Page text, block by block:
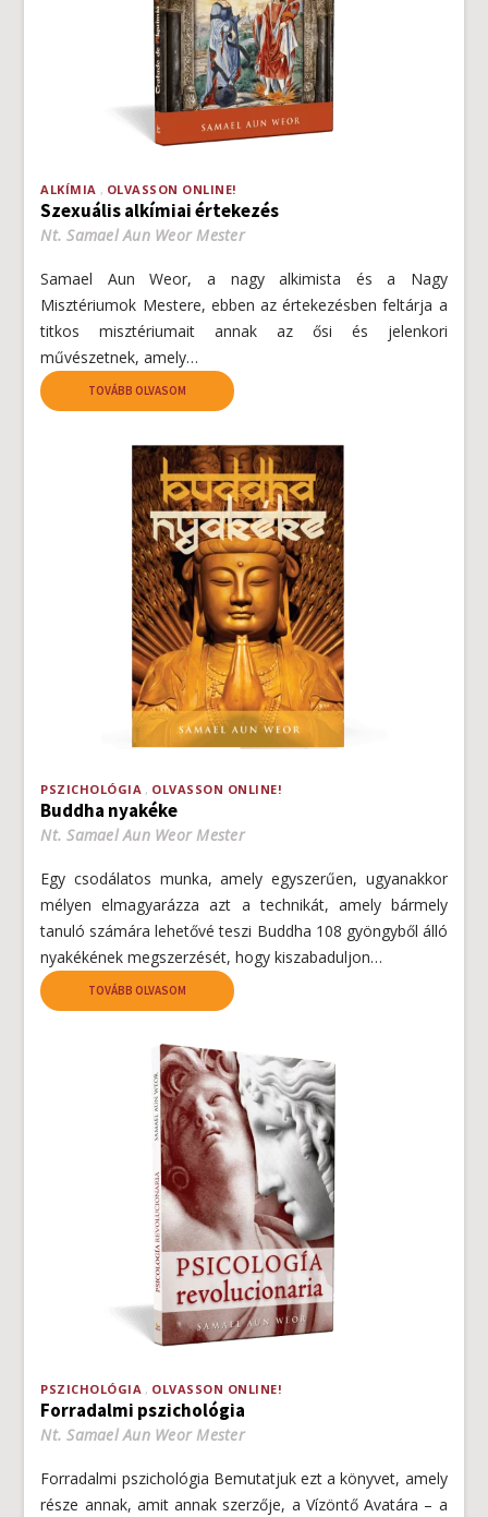
ALKÍMIA OLVASSON ONLINE!
Szexuális alkímiai értekezés
Nt. Samael Aun Weor Mester
Samael Aun Weor, a nagy alkimista és a Nagy
Misztériumok Mestere, ebben az értekezésben feltárja a
titkos misztériumait annak az ősi és jelenkori
művészetnek, amely…
TOVÁBB OLVASOM
PSZICHOLÓGIA OLVASSON ONLINE!
Buddha nyakéke
Nt. Samael Aun Weor Mester
Egy csodálatos munka, amely egyszerűen, ugyanakkor
mélyen elmagyarázza azt a technikát, amely bármely
tanuló számára lehetővé teszi Buddha 108 gyöngyből álló
nyakékének megszerzését, hogy kiszabaduljon…
TOVÁBB OLVASOM
PSZICHOLÓGIA OLVASSON ONLINE!
Forradalmi pszichológia
Nt. Samael Aun Weor Mester
Forradalmi pszichológia Bemutatjuk ezt a könyvet, amely
része annak, amit annak szerzője, a Vízöntő Avatára – a